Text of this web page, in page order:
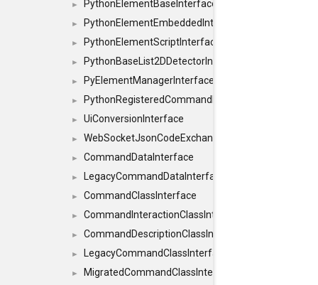
► PythonElementBaseInterface
► PythonElementEmbeddedInterface
► PythonElementScriptInterface
► PythonBaseList2DDetectorInterface
► PyElementManagerInterface
► PythonRegisteredCommandIdsInterface
► UiConversionInterface
► WebSocketJsonCodeExchangerInterface
► CommandDataInterface
► LegacyCommandDataInterface
► CommandClassInterface
► CommandInteractionClassInterface
► CommandDescriptionClassInterface
► LegacyCommandClassInterface
► MigratedCommandClassInterface